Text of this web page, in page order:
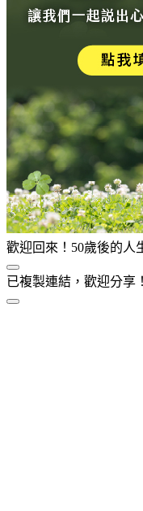
歡迎回來！50歲後的人
已複製連結，歡迎分享！